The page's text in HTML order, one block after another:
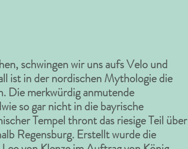
schwingen wir uns aufs Velo und
ist in der nordischen Mythologie die
Die merkwürdig anmutende
so gar nicht in die bayrische
Tempel thront das riesige Teil über
Regensburg. Erstellt wurde die